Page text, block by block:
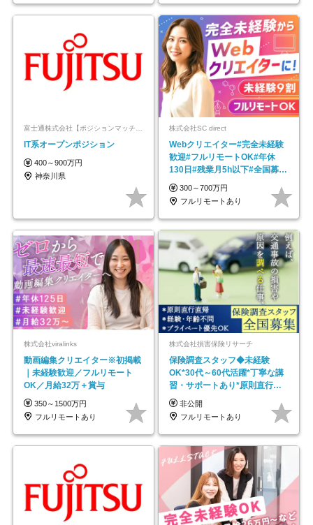
富士通株式会社【ポジションマッチ登録】
IT系オープンポジション
400～900万円
神奈川県
株式会社SC direct
Webクリエイター#完全未経験
歓迎#フルリモートOK#年休
130日#残業月5h以下#全国募集
#最大1年の研修
300～700万円
フルリモートあり
株式会社viralinks
動画編集クリエイター※初掲載
｜未経験歓迎／フルリモート
OK／月給32万＋賞与
350～1500万円
フルリモートあり
株式会社損害保険リサーチ
保険調査スタッフ◆未経験
OK*30代～60代活躍*丁寧な講
習・サポートあり*原則直行直
帰／全国募集・業務委託
非公開
フルリモートあり